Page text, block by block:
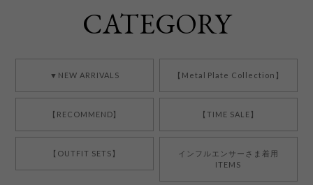
CATEGORY
▼NEW ARRIVALS 【Metal Plate Collection】
【RECOMMEND】 【TIME SALE】
【OUTFIT SETS】
インフルエンサーさま着用
ITEMS